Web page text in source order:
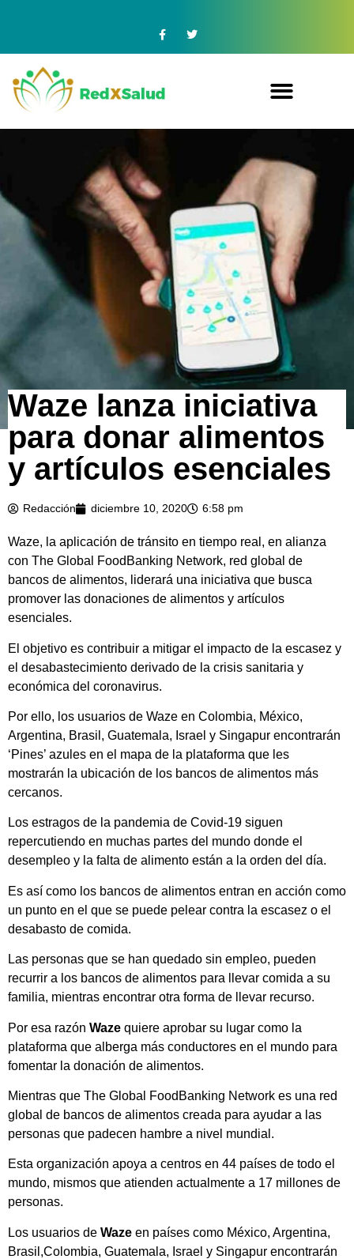
Waze lanza iniciativa
para donar alimentos
y artículos esenciales
Redacción diciembre 10, 2020 6:58 pm
Waze, la aplicación de tránsito en tiempo real, en alianza
con The Global FoodBanking Network, red global de
bancos de alimentos, liderará una iniciativa que busca
promover las donaciones de alimentos y artículos
esenciales.
El objetivo es contribuir a mitigar el impacto de la escasez y
el desabastecimiento derivado de la crisis sanitaria y
económica del coronavirus.
Por ello, los usuarios de Waze en Colombia, México,
Argentina, Brasil, Guatemala, Israel y Singapur encontrarán
‘Pines’ azules en el mapa de la plataforma que les
mostrarán la ubicación de los bancos de alimentos más
cercanos.
Los estragos de la pandemia de Covid-19 siguen
repercutiendo en muchas partes del mundo donde el
desempleo y la falta de alimento están a la orden del día.
Es así como los bancos de alimentos entran en acción como
un punto en el que se puede pelear contra la escasez o el
desabasto de comida.
Las personas que se han quedado sin empleo, pueden
recurrir a los bancos de alimentos para llevar comida a su
familia, mientras encontrar otra forma de llevar recurso.
Por esa razón Waze quiere aprobar su lugar como la
plataforma que alberga más conductores en el mundo para
fomentar la donación de alimentos.
Mientras que The Global FoodBanking Network es una red
global de bancos de alimentos creada para ayudar a las
personas que padecen hambre a nivel mundial.
Esta organización apoya a centros en 44 países de todo el
mundo, mismos que atienden actualmente a 17 millones de
personas.
Los usuarios de Waze en países como México, Argentina,
Brasil,Colombia, Guatemala, Israel y Singapur encontrarán